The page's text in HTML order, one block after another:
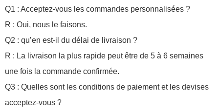
Q1 : Acceptez-vous les commandes personnalisées ?
R : Oui, nous le faisons.
Q2 : qu’en est-il du délai de livraison ?
R : La livraison la plus rapide peut être de 5 à 6 semaines
une fois la commande confirmée.
Q3 : Quelles sont les conditions de paiement et les devises
acceptez-vous ?